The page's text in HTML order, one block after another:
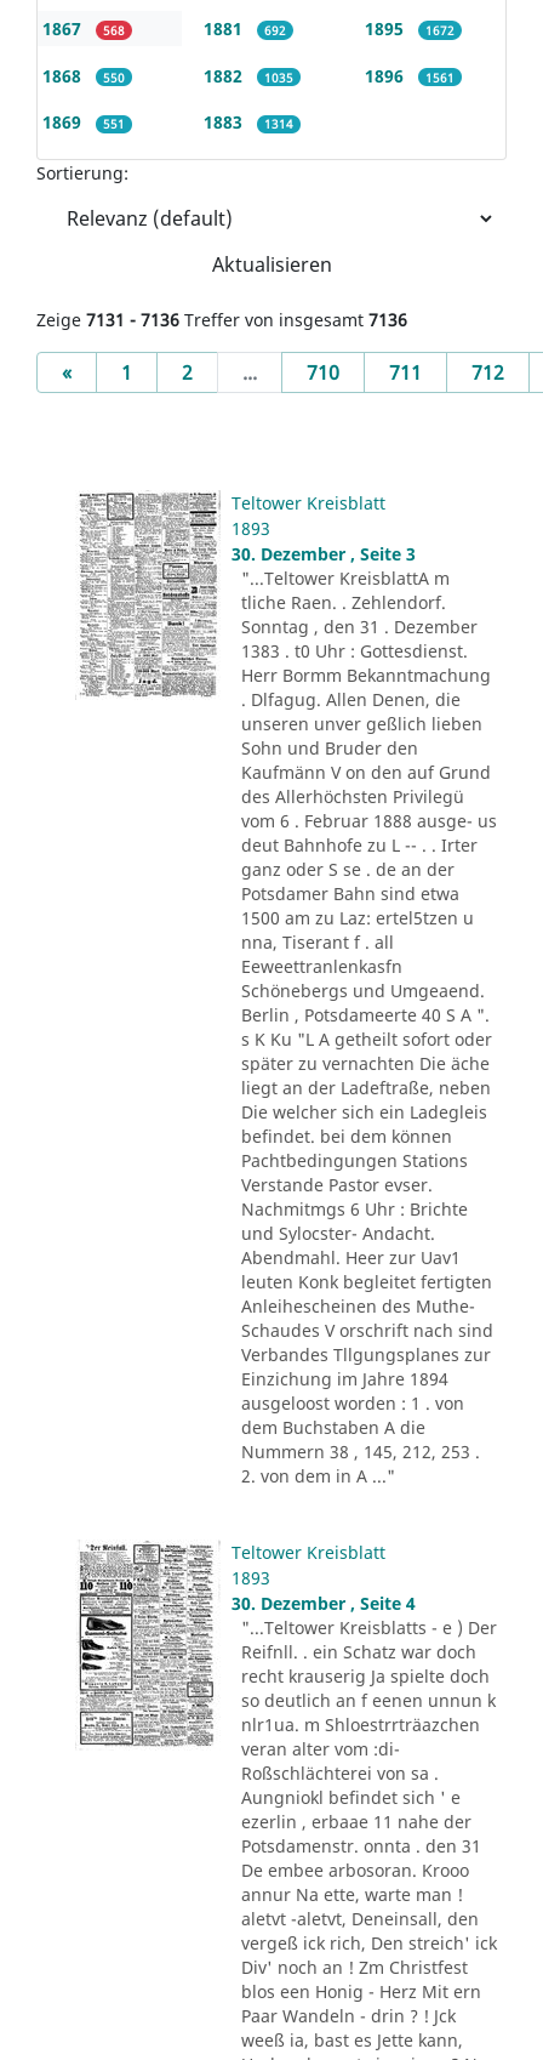
1867 568
1868 550
1869 551
1881 692
1882 1035
1883 1314
1895 1672
1896 1561
Sortierung:
Aktualisieren
Zeige 7131 - 7136 Treffer von insgesamt 7136
«Previous
1 2 ... 710 711 712
Teltower Kreisblatt
1893
30. Dezember , Seite 3
"...Teltower KreisblattA m
tliche Raen. . Zehlendorf.
Sonntag , den 31 . Dezember
1383 . t0 Uhr : Gottesdienst.
Herr Bormm Bekanntmachung
. Dlfagug. Allen Denen, die
unseren unver geßlich lieben
Sohn und Bruder den
Kaufmänn V on den auf Grund
des Allerhöchsten Privilegü
vom 6 . Februar 1888 ausge- us
deut Bahnhofe zu L -- . . Irter
ganz oder S se . de an der
Potsdamer Bahn sind etwa
1500 am zu Laz: ertel5tzen u
nna, Tiserant f . all
Eeweettranlenkasfn
Schönebergs und Umgeaend.
Berlin , Potsdameerte 40 S A ".
s K Ku "L A getheilt sofort oder
später zu vernachten Die äche
liegt an der Ladeftraße, neben
Die welcher sich ein Ladegleis
befindet. bei dem können
Pachtbedingungen Stations
Verstande Pastor evser.
Nachmitmgs 6 Uhr : Brichte
und Sylocster- Andacht.
Abendmahl. Heer zur Uav1
leuten Konk begleitet fertigten
Anleihescheinen des Muthe-
Schaudes V orschrift nach sind
Verbandes Tllgungsplanes zur
Einzichung im Jahre 1894
ausgeloost worden : 1 . von
dem Buchstaben A die
Nummern 38 , 145, 212, 253 .
2. von dem in A ..."
Teltower Kreisblatt
1893
30. Dezember , Seite 4
"...Teltower Kreisblatts - e ) Der
Reifnll. . ein Schatz war doch
recht krauserig Ja spielte doch
so deutlich an f eenen unnun k
nlr1ua. m Shloestrrträazchen
veran alter vom :di-
Roßschlächterei von sa .
Aungniokl befindet sich ' e
ezerlin , erbaae 11 nahe der
Potsdamenstr. onnta . den 31
De embee arbosoran. Krooo
annur Na ette, warte man !
aletvt -aletvt, Deneinsall, den
vergeß ick rich, Den streich' ick
Div' noch an ! Zm Christfest
blos een Honig - Herz Mit ern
Paar Wandeln - drin ? ! Jck
weeß ia, bast es Jette kann,